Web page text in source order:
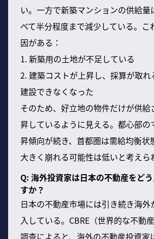
い。一方で新築マンションの供給量
べて半分程度まで減少している。こ
因がある：
1. 新築用の土地が不足している
2. 建築コストが上昇し、採算が取
建設できなくなった
そのため、好立地の物件だけが供給
昇しているように見える。都心部の
昇傾向が続き、首都圏は需給均衡状
大きく崩れる可能性は低いと考えら
Q: 海外投資家は日本の不動産をど
すか？
日本の不動産市場には引き続き海
入している。CBRE（世界的な不動
調査によると、海外の不動産投資家